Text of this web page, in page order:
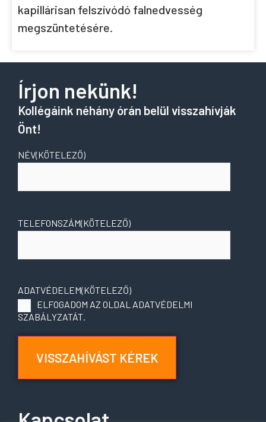
kapillárisan felszívódó falnedvesség
megszüntetésére.
Írjon nekünk!
Kollégáink néhány órán belül visszahívják
Önt!
NÉV(KÖTELEZŐ)
TELEFONSZÁM(KÖTELEZŐ)
ADATVÉDELEM(KÖTELEZŐ)
ELFOGADOM AZ OLDAL ADATVÉDELMI
SZABÁLYZATÁT.
VISSZAHÍVÁST KÉREK